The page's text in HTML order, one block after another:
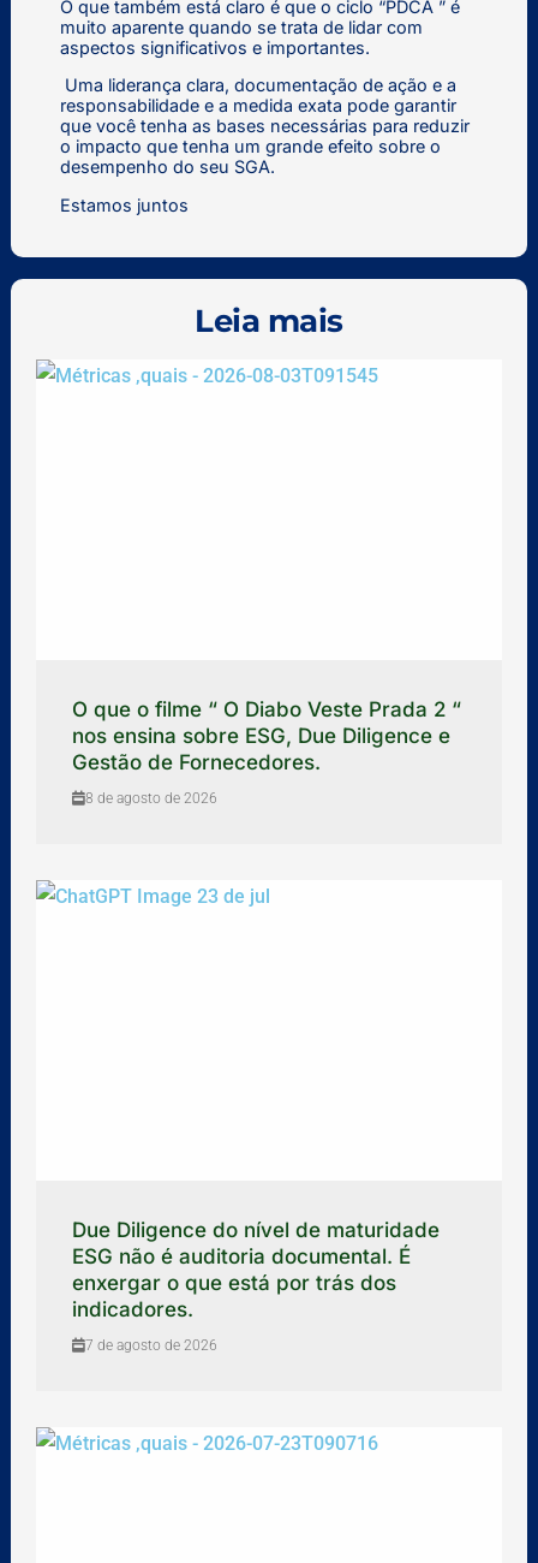
O que também está claro é que o ciclo “PDCA ” é
muito aparente quando se trata de lidar com
aspectos significativos e importantes.
Uma liderança clara, documentação de ação e a
responsabilidade e a medida exata pode garantir
que você tenha as bases necessárias para reduzir
o impacto que tenha um grande efeito sobre o
desempenho do seu SGA.
Estamos juntos
Leia mais
O que o filme “ O Diabo Veste Prada 2 “
nos ensina sobre ESG, Due Diligence e
Gestão de Fornecedores.
8 de agosto de 2026
Due Diligence do nível de maturidade
ESG não é auditoria documental. É
enxergar o que está por trás dos
indicadores.
7 de agosto de 2026